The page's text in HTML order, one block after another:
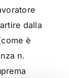
dalla
è
n.